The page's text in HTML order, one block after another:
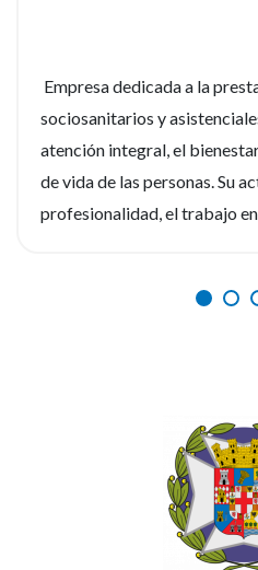
Empresa dedicada a la
sociosanitarios y
atención integral, el
de vida de las personas. Su
profesionalidad, el trabajo
profesionales. Si eres
oferta? Envía tu currículum a
elsaliente@elsaliente.com,